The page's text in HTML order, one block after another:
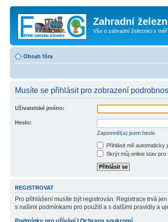
Zahradní
Vše o zahradní železnici v
Obsah fóra
Musíte se přihlásit pro zobrazení
Uživatelské jméno:
Heslo:
Zapomněl(a) jsem heslo
Přihlásit mě automaticky
Skrýt můj online stav pro
REGISTROVAT
Pro přihlášení musíte být registrován. Registrace trvá
s našimi podmínkami pro použití a s dalšími pravidly a